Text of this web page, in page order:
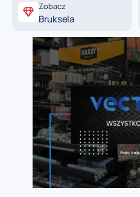
Zobacz
Bruksela